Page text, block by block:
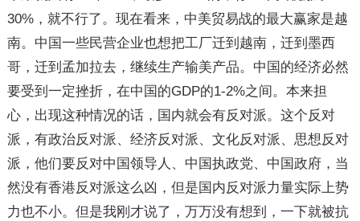
30%，就不行了。现在看来，中美贸易战的最大赢家是越
南。中国一些民营企业也想把工厂迁到越南，迁到墨西
哥，迁到孟加拉去，继续生产输美产品。中国的经济必然
要受到一定挫折，在中国的GDP的1-2%之间。本来担
心，出现这种情况的话，国内就会有反对派。这个反对
派，有政治反对派、经济反对派、文化反对派、思想反对
派，他们要反对中国领导人、中国执政党、中国政府，当
然没有香港反对派这么凶，但是国内反对派力量实际上势
力也不小。但是我刚才说了，万万没有想到，一下就被抗